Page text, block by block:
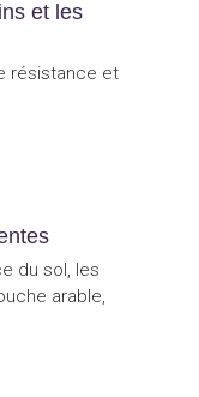
et les
résistance et
du sol, les
arable,